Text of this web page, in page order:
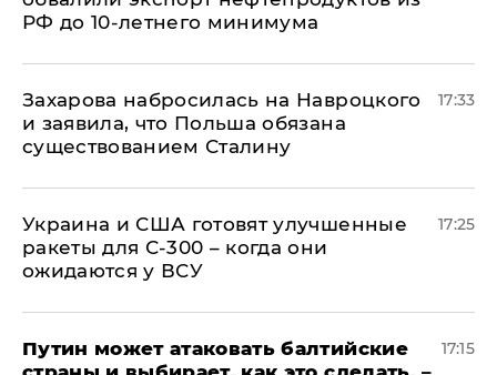
РФ до 10-летнего минимума
​Захарова набросилась на Навроцкого
и заявила, что Польша обязана
существованием Сталину
17:33
Украина и США готовят улучшенные
ракеты для С-300 – когда они
ожидаются у ВСУ
17:25
Путин может атаковать балтийские
17:15